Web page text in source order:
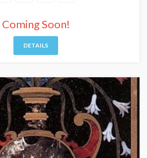
Coming Soon!
DETAILS